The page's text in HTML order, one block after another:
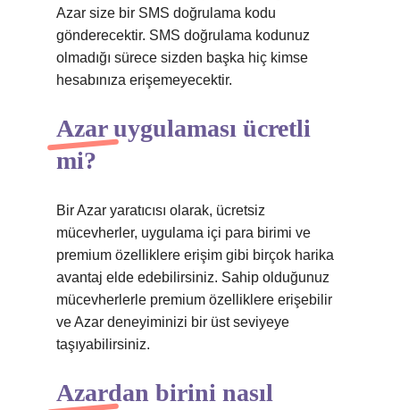
Azar size bir SMS doğrulama kodu
gönderecektir. SMS doğrulama kodunuz
olmadığı sürece sizden başka hiç kimse
hesabınıza erişemeyecektir.
Azar uygulaması ücretli
mi?
Bir Azar yaratıcısı olarak, ücretsiz
mücevherler, uygulama içi para birimi ve
premium özelliklere erişim gibi birçok harika
avantaj elde edebilirsiniz. Sahip olduğunuz
mücevherlerle premium özelliklere erişebilir
ve Azar deneyiminizi bir üst seviyeye
taşıyabilirsiniz.
Azardan birini nasıl